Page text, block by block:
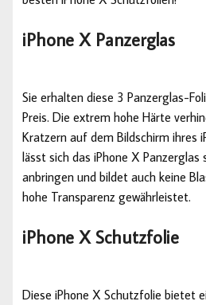
iPhone X Panzerglas
Sie erhalten diese 3 Panzerglas-
Preis. Die extrem hohe Härte
Kratzern auf dem Bildschirm ihres
lässt sich das iPhone X Panzerglas
anbringen und bildet auch keine
hohe Transparenz gewährleistet.
iPhone X Schutzfolie
Diese iPhone X Schutzfolie bietet